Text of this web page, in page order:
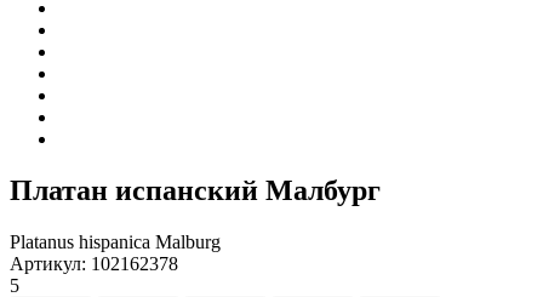
Платан испанский Малбург
Platanus hispanica Malburg
Артикул: 102162378
5